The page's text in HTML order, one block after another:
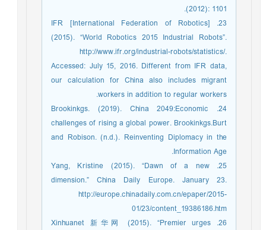
(2012): 1101.
23. IFR [International Federation of Robotics]
(2015). “World Robotics 2015 Industrial Robots”.
http://www.ifr.org/industrial-robots/statistics/.
Accessed: July 15, 2016. Different from IFR data,
our calculation for China also includes migrant
workers in addition to regular workers.
24. Brookinkgs. (2019). China 2049:Economic
challenges of rising a global power. Brookinkgs.Burt
and Robison. (n.d.). Reinventing Diplomacy in the
Information Age.
25. Yang, Kristine (2015). “Dawn of a new
dimension.” China Daily Europe. January 23.
http://europe.chinadaily.com.cn/epaper/2015-
01/23/content_19386186.htm
26. Xinhuanet 新华网 (2015). “Premier urges